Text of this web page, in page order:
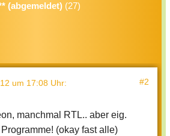
(abgemeldet) (27)
um 17:08 Uhr: #2
manchmal RTL.. aber eig.
(okay fast alle)